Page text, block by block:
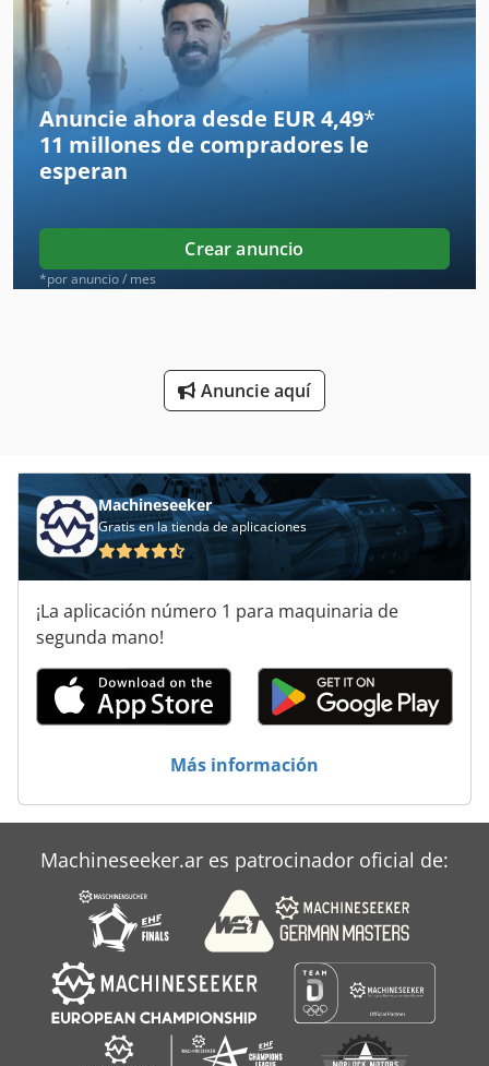
Remolque De Eje Tándem Remolque Carga 7650 Kg
Remolque De Servicio Pesado
Remolque Dolly
Remolque Para
Remolque Plataforma
Remolque Vehiculo
Remolque Volquete
Remolques De Carga
Remolques De Plataforma
Remolques Refrigerados
Rociador De Remolque
Semirremolque Plataforma
Vehículo De Trabajo
Volquete De
Volquete De Grano
Válvula De Control De Remolque
Anuncie ahora desde EUR 4,49*
11 millones de compradores le
esperan
Crear anuncio
*por anuncio / mes
Anuncie aquí
Machineseeker
Gratis en la tienda de aplicaciones
¡La aplicación número 1 para maquinaria de
segunda mano!
Más información
Machineseeker.ar es patrocinador oficial de: